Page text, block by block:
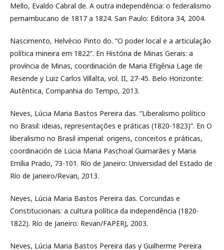
Mello, Evaldo Cabral de. A outra independência: o federalismo
pernambucano de 1817 a 1824. San Paulo: Editora 34, 2004.
Nascimento, Helvécio Pinto do. “O poder local e a articulação
política mineira em 1822”. En História de Minas Gerais: a
província de Minas, coordinación de Maria Efigênia Lage de
Resende y Luiz Carlos Villalta, vol. II, 27-45. Belo Horizonte:
Autêntica, Companhia do Tempo, 2013.
Neves, Lúcia Maria Bastos Pereira das. “Liberalismo político
no Brasil: ideias, representações e práticas (1820-1823)”. En O
liberalismo no Brasil imperial: origens, conceitos e práticas,
coordinación de Lúcia Maria Paschoal Guimarães y Maria
Emília Prado, 73-101. Río de Janeiro: Universidad del Estado de
Río de Janeiro/Revan, 2013.
Neves, Lúcia Maria Bastos Pereira das. Corcundas e
Constitucionais: a cultura política da independência (1820-
1822). Río de Janeiro: Revan/FAPERJ, 2003.
Neves, Lúcia Maria Bastos Pereira das y Guilherme Pereira